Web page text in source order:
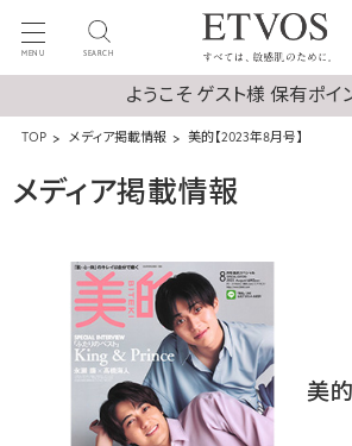
MENU SEARCH
ようこそ ゲスト様 保有ポイ
TOP メディア掲載情報 美的【2023年8月号】
メディア掲載情報
美